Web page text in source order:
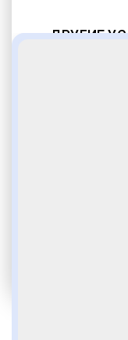
ДРУГИЕ